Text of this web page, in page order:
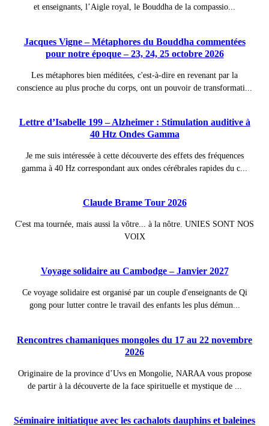
et enseignants, l’Aigle royal, le Bouddha de la compassio...
Jacques Vigne – Métaphores du Bouddha commentées
pour notre époque – 23, 24, 25 octobre 2026
Les métaphores bien méditées, c'est-à-dire en revenant par la
conscience au plus proche du corps, ont un pouvoir de transformati...
Lettre d’Isabelle 199 – Alzheimer : Stimulation auditive à
40 Htz Ondes Gamma
Je me suis intéressée à cette découverte des effets des fréquences
gamma à 40 Hz correspondant aux ondes cérébrales rapides du c...
Claude Brame Tour 2026
C'est ma tournée, mais aussi la vôtre... à la nôtre. UNIES SONT NOS
VOIX
Voyage solidaire au Cambodge – Janvier 2027
Ce voyage solidaire est organisé par un couple d'enseignants de Qi
gong pour lutter contre le travail des enfants les plus démun...
Rencontres chamaniques mongoles du 17 au 22 novembre
2026
Originaire de la province d’Uvs en Mongolie, NARAA vous propose
de partir à la découverte de la face spirituelle et mystique de ...
Séminaire initiatique avec les cachalots dauphins et baleines